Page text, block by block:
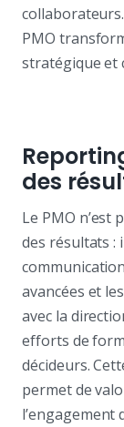
PMO
stratégique et
des
Le PMO n’est
des résultats :
avancées et
avec la
efforts de
décideurs.
permet de